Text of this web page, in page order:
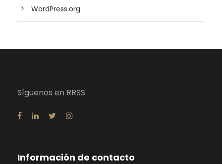
WordPress.org
Síguenos en RRSS
Información de contacto